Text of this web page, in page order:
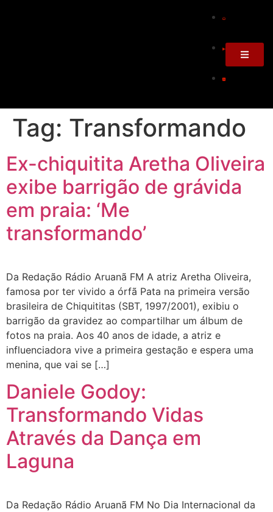
Tag: Transformando
Ex-chiquitita Aretha Oliveira
exibe barrigão de grávida
em praia: ‘Me
transformando’
Da Redação Rádio Aruanã FM A atriz Aretha Oliveira,
famosa por ter vivido a órfã Pata na primeira versão
brasileira de Chiquititas (SBT, 1997/2001), exibiu o
barrigão da gravidez ao compartilhar um álbum de
fotos na praia. Aos 40 anos de idade, a atriz e
influenciadora vive a primeira gestação e espera uma
menina, que vai se […]
Daniele Godoy:
Transformando Vidas
Através da Dança em
Laguna
Da Redação Rádio Aruanã FM No Dia Internacional da